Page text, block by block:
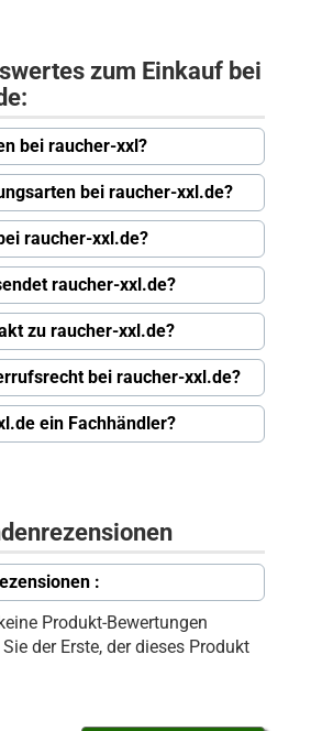
zum Einkauf bei
bei raucher-xxl?
bei raucher-xxl.de?
raucher-xxl.de?
raucher-xxl.de?
zu raucher-xxl.de?
bei raucher-xxl.de?
ein Fachhändler?
:
Produkt-Bewertungen
der Erste, der dieses Produkt